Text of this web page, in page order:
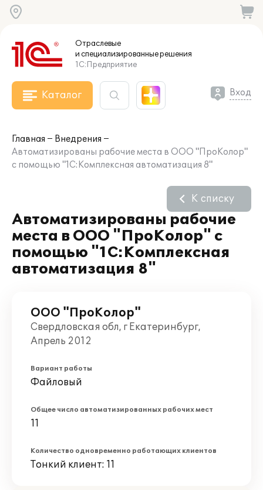
Отраслевые
и специализированныерешения
1С:Предприятие
Каталог Вход
Главная
Внедрения
Автоматизированы рабочие места в ООО "ПроКолор"
с помощью "1С:Комплексная автоматизация 8"
Автоматизированы рабочие
места в ООО "ПроКолор" с
помощью "1С:Комплексная
автоматизация 8"
К списку
ООО "ПроКолор"
Свердловская обл, г Екатеринбург,
Апрель 2012
Вариант работы
Файловый
Общее число автоматизированных рабочих мест
11
Количество одновременно работающих клиентов
Тонкий клиент: 11